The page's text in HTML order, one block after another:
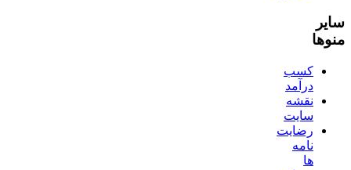
سایر
منوها
کسب
درآمد
نقشه
سایت
رضایت
نامه
ها